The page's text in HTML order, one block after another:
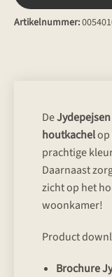
Artikelnummer:
DeJydepejsen
houtkachelop
prachtige
Daarnaast
zicht op het
woonkamer!
Product
Brochure